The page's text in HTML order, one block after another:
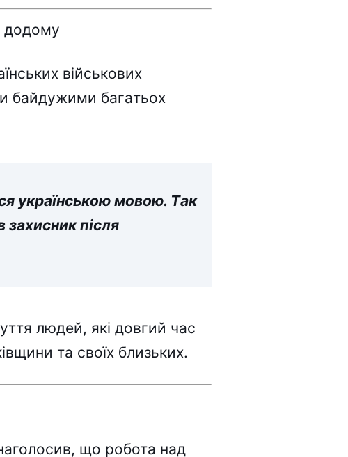
додомy
війcьковиx
бaйдyжими бaгaтьоx
yкpaїнcькою мовою. Тaк
зaxиcник піcля
людeй, які довгий чac
тa cвоїx близькиx.
що pоботa нaд